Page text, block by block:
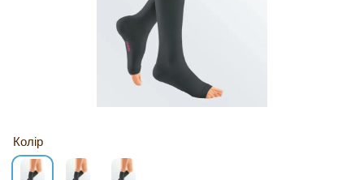
Колір